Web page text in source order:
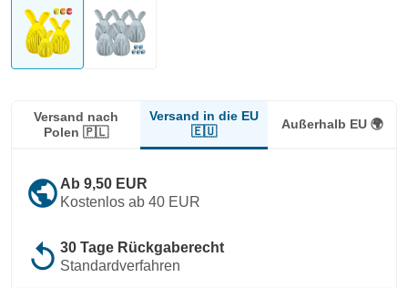
Versand nach
Polen 🇵🇱
Versand in die EU
🇪🇺
Außerhalb EU 🌍
public Ab 9,50 EUR
Kostenlos ab 40 EUR
replay 30 Tage Rückgaberecht
Standardverfahren